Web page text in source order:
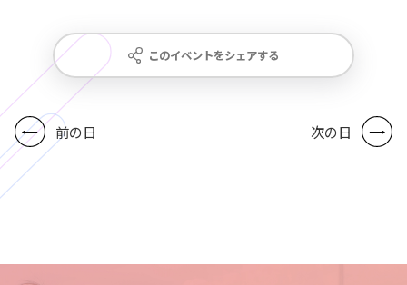
このイベントをシェアする
前の日 次の日